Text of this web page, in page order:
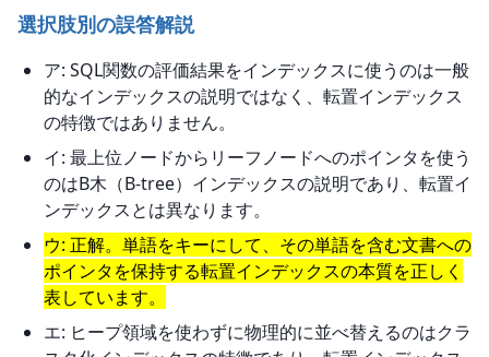
選択肢別の誤答解説
ア: SQL関数の評価結果をインデックスに使うのは一般
的なインデックスの説明ではなく、転置インデックス
の特徴ではありません。
イ: 最上位ノードからリーフノードへのポインタを使う
のはB木（B-tree）インデックスの説明であり、転置イ
ンデックスとは異なります。
ウ: 正解。単語をキーにして、その単語を含む文書への
ポインタを保持する転置インデックスの本質を正しく
表しています。
エ: ヒープ領域を使わずに物理的に並べ替えるのはクラ